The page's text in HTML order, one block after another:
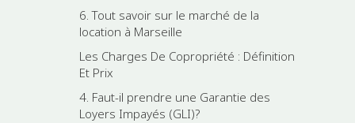
6. Tout savoir sur le marché de la
location à Marseille
Les Charges De Copropriété : Définition
Et Prix
4. Faut-il prendre une Garantie des
Loyers Impayés (GLI)?